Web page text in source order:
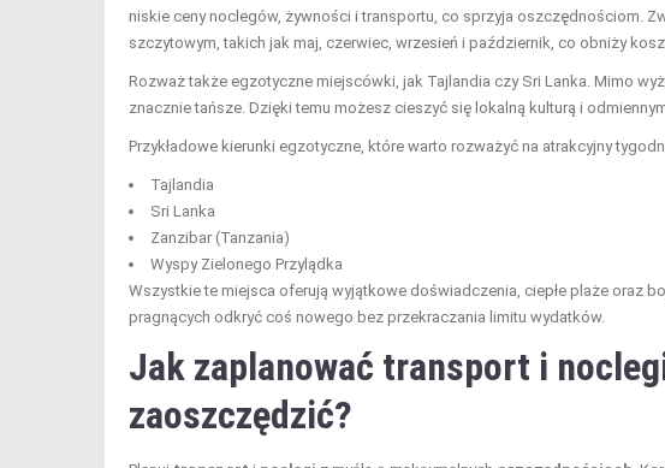
niskie ceny noclegów, żywności i transportu, co sprzyja oszczędnościom.
szczytowym, takich jak maj, czerwiec, wrzesień i październik, co obniży
Rozważ także egzotyczne miejscówki, jak Tajlandia czy Sri Lanka. Mimo
znacznie tańsze. Dzięki temu możesz cieszyć się lokalną kulturą i
Przykładowe kierunki egzotyczne, które warto rozważyć na atrakcyjny
Tajlandia
Sri Lanka
Zanzibar (Tanzania)
Wyspy Zielonego Przylądka
Wszystkie te miejsca oferują wyjątkowe doświadczenia, ciepłe plaże oraz
pragnących odkryć coś nowego bez przekraczania limitu wydatków.
Jak zaplanować transport i
zaoszczędzić?